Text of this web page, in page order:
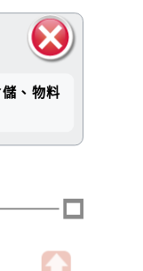
塊
、物料